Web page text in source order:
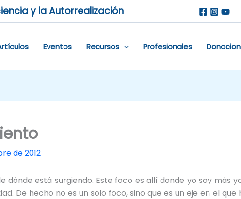
y la Autorrealización
Eventos Recursos Profesionales
de 2012
dónde está surgiendo. Este foco es allí donde yo soy más
De hecho no es un solo foco, sino que es un eje en el